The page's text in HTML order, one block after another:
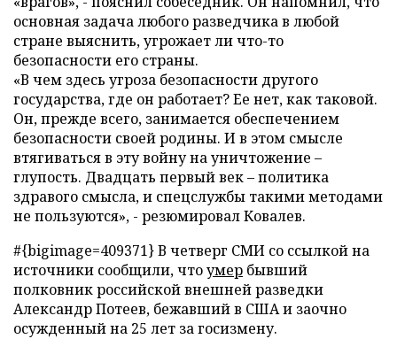
основная задача любого разведчика в любой
стране выяснить, угрожает ли что-то
безопасности его страны.
«В чем здесь угроза безопасности другого
государства, где он работает? Ее нет, как таковой.
Он, прежде всего, занимается обеспечением
безопасности своей родины. И в этом смысле
втягиваться в эту войну на уничтожение –
глупость. Двадцать первый век – политика
здравого смысла, и спецслужбы такими методами
не пользуются», - резюмировал Ковалев.
#{bigimage=409371} В четверг СМИ со ссылкой на
источники сообщили, чтоумер бывший
полковник российской внешней разведки
Александр Потеев, бежавший в США и заочно
осужденный на 25 лет за госизмену.